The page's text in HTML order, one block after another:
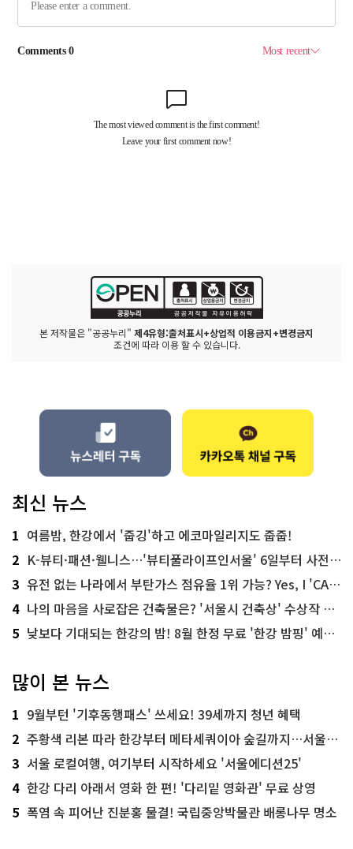
본 저작물은 "공공누리" 제4유형:출처표시+상업적 이용금지+변경금지
조건에 따라 이용 할 수 있습니다.
최신 뉴스
1 여름밤, 한강에서 '줍깅'하고 에코마일리지도 줍줍!
2 K-뷰티·패션·웰니스…'뷰티풀라이프인서울' 6일부터 사전 예약
3 유전 없는 나라에서 부탄가스 점유율 1위 가능? Yes, I 'CAN'
4 나의 마음을 사로잡은 건축물은? '서울시 건축상' 수상작 공개!
5 낮보다 기대되는 한강의 밤! 8월 한정 무료 '한강 밤핑' 예약은?
많이 본 뉴스
1 9월부턴 '기후동행패스' 쓰세요! 39세까지 청년 혜택
2 주황색 리본 따라 한강부터 메타세쿼이아 숲길까지…서울둘레길 15코스
3 서울 로컬여행, 여기부터 시작하세요 '서울에디션25'
4 한강 다리 아래서 영화 한 편! '다리밑 영화관' 무료 상영
5 폭염 속 피어난 진분홍 물결! 국립중앙박물관 배롱나무 명소